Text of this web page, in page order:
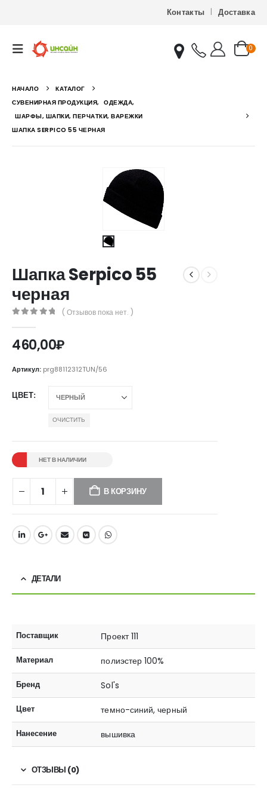
Контакты Доставка
0
НАЧАЛО
КАТАЛОГ
СУВЕНИРНАЯ ПРОДУКЦИЯ, ОДЕЖДА,
ШАРФЫ, ШАПКИ, ПЕРЧАТКИ, ВАРЕЖКИ
ШАПКА SERPICO 55 ЧЕРНАЯ
Шапка Serpico 55
черная
( Отзывов пока нет. )
460,00₽
Артикул: prg88112312TUN/56
ЦВЕТ
ОЧИСТИТЬ
НЕТ В НАЛИЧИИ
В КОРЗИНУ
ДЕТАЛИ
Поставщик Проект 111
Материал полиэстер 100%
Бренд Sol's
Цвет темно-синий, черный
Нанесение вышивка
ОТЗЫВЫ (0)